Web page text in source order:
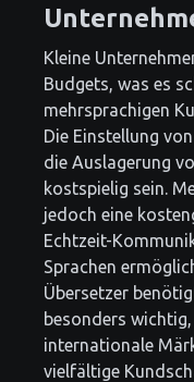
Kleine
Budgets, was es
mehrsprachigen
Die Einstellung
die Auslagerung
kostspielig sein.
jedoch eine
Echtzeit-
Sprachen
Übersetzer
besonders
internationale
vielfältige